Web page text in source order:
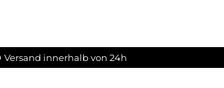
Versand innerhalb von 24h